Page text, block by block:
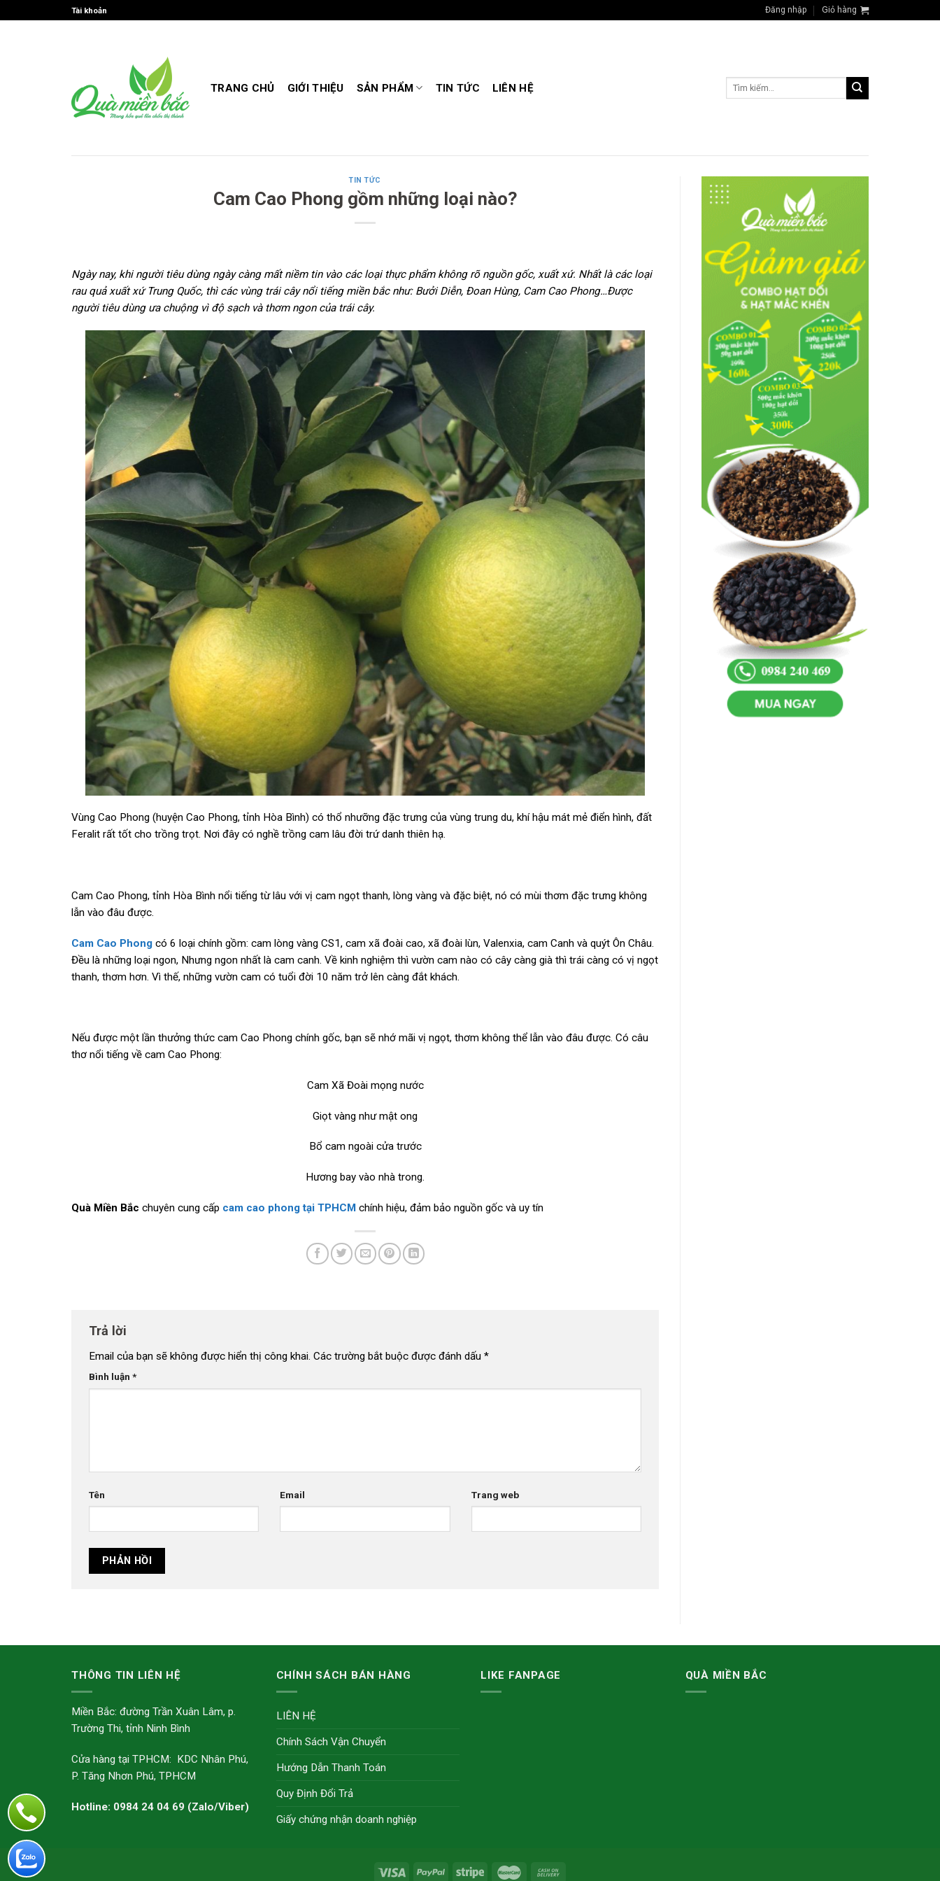
to
Tài khoản Đăng nhập Giỏ hàng
TRANG CHỦ GIỚI THIỆU SẢN PHẨM TIN TỨC LIÊN HỆ
Tìm
TIN TỨC
Cam Cao Phong gồm những loại nào?
Ngày nay, khi người tiêu dùng ngày càng mất niềm tin vào các loại thực phẩm không rõ nguồn gốc, xuất xứ. Nhất là các loại
rau quả xuất xứ Trung Quốc, thì các vùng trái cây nổi tiếng miền bắc như: Bưởi Diễn, Đoan Hùng, Cam Cao Phong…Được
người tiêu dùng ưa chuộng vì độ sạch và thơm ngon của trái cây.
Vùng Cao Phong (huyện Cao Phong, tỉnh Hòa Bình) có thổ nhưỡng đặc trưng của vùng trung du, khí hậu mát mẻ điển hình, đất
Feralit rất tốt cho trồng trọt. Nơi đây có nghề trồng cam lâu đời trứ danh thiên hạ.
Cam Cao Phong, tỉnh Hòa Bình nổi tiếng từ lâu với vị cam ngọt thanh, lòng vàng và đặc biệt, nó có mùi thơm đặc trưng không
lẫn vào đâu được.
Cam Cao Phong có 6 loại chính gồm: cam lòng vàng CS1, cam xã đoài cao, xã đoài lùn, Valenxia, cam Canh và quýt Ôn Châu.
Đều là những loại ngon, Nhưng ngon nhất là cam canh. Về kinh nghiệm thì vườn cam nào có cây càng già thì trái càng có vị ngọt
thanh, thơm hơn. Vì thế, những vườn cam có tuổi đời 10 năm trở lên càng đắt khách.
Nếu được một lần thưởng thức cam Cao Phong chính gốc, bạn sẽ nhớ mãi vị ngọt, thơm không thể lẫn vào đâu được. Có câu
thơ nổi tiếng về cam Cao Phong:
Cam Xã Đoài mọng nước
Giọt vàng như mật ong
Bổ cam ngoài cửa trước
Hương bay vào nhà trong.
Quà Miền Bắc chuyên cung cấp cam cao phong tại TPHCM chính hiệu, đảm bảo nguồn gốc và uy tín
Trả lời
Email của bạn sẽ không được hiển thị công khai. Các trường bắt buộc được đánh dấu *
Bình luận *
Tên Email Trang web
THÔNG TIN LIÊN HỆ
Miền Bắc: đường Trần Xuân Lâm, p.
Trường Thi, tỉnh Ninh Bình
Cửa hàng tại TPHCM: KDC Nhân Phú,
P. Tăng Nhơn Phú, TPHCM
Hotline: 0984 24 04 69 (Zalo/Viber)
CHÍNH SÁCH BÁN HÀNG
LIÊN HỆ
Chính Sách Vận Chuyển
Hướng Dẫn Thanh Toán
Quy Định Đổi Trả
Giấy chứng nhận doanh nghiệp
LIKE FANPAGE QUÀ MIỀN BẮC